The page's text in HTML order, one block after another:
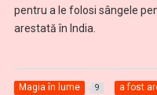
pentru a le folosi sângele
arestată în India.
Magia în lume 9 a fost